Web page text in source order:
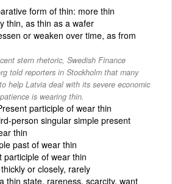
form of thin: more thin
thin, as thin as a wafer
or weaken over time, as from
stern rhetoric, Swedish Finance
told reporters in Stockholm that many
help Latvia deal with its severe economic
is wearing thin.
participle of wear thin
person singular simple present
thin
past of wear thin
participle of wear thin
or closely, rarely
a thin state, rareness, scarcity, want